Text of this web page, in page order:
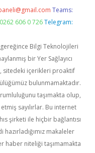
Teams:
606 0 726 Telegram:
gereğince Bilgi Teknolojileri
bir Yer Sağlayıcı
sitedeki içerikleri proaktif
bulunmamaktadır.
taşımakta olup,
sayılırlar. Bu internet
şirketi ile hiçbir bağlantısı
makaleler
haber niteliği taşımamakta